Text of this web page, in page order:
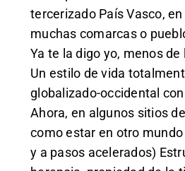
tercerizado País Vasco,
muchas comarcas o
Ya te la digo yo, menos
Un estilo de vida
globalizado-occidental
Ahora, en algunos sitios
como estar en otro
y a pasos acelerados)